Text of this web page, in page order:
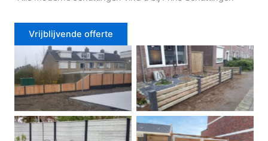
Vrijblijvende offerte
Douglas schutting Tuinhek voortuin